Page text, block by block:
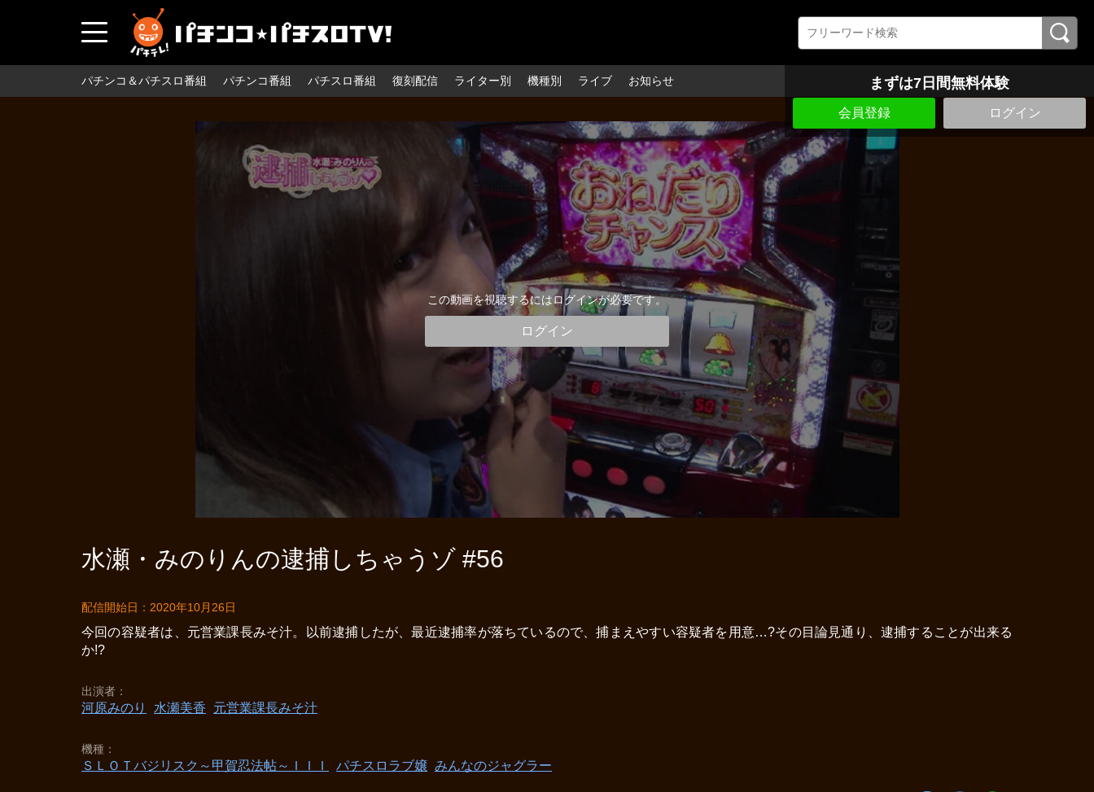
パチンコ＆パチスロ番組 パチンコ番組 パチスロ番組 復刻配信 ライター別 機種別 ライブ お知らせ まずは7日間無料体験
会員登録 ログイン
この動画を視聴するにはログインが必要です。
ログイン
水瀬・みのりんの逮捕しちゃうゾ #56
配信開始日：2020年10月26日
今回の容疑者は、元営業課長みそ汁。以前逮捕したが、最近逮捕率が落ちているので、捕まえやすい容疑者を用意…?その目論見通り、逮捕することが出来る
か!?
出演者
河原みのり 水瀬美香 元営業課長みそ汁
機種
ＳＬＯＴバジリスク～甲賀忍法帖～ＩＩＩ パチスロラブ嬢 みんなのジャグラー